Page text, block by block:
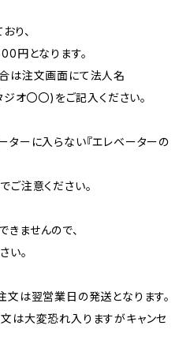
り、
円となります。
は注文画面にて法人名
ジオ〇〇)をご記入ください。
ターに入らない『エレベーターの
ご注意ください。
ませんので、
い。
は翌営業日の発送となります。
は大変恐れ入りますがキャンセ